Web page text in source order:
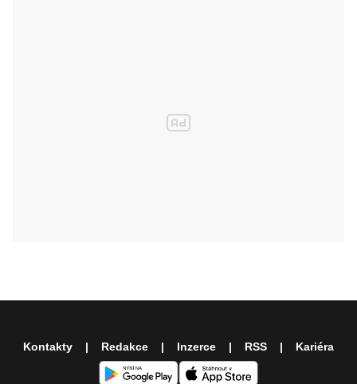
Kontakty Redakce Inzerce RSS Kariéra